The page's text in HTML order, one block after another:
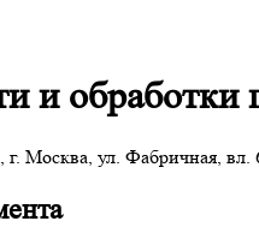
и
Москва, ул. Фабричная, вл.